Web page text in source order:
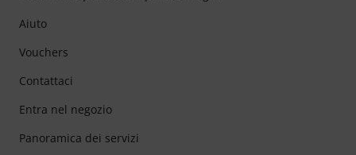
Aiuto
Vouchers
Contattaci
Entra nel negozio
Panoramica dei servizi